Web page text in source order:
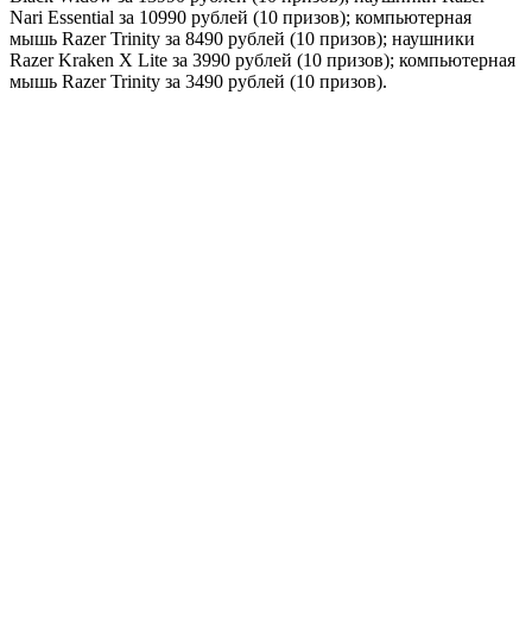
Nari Essential за 10990 рублей (10 призов); компьютерная
мышь Razer Trinity за 8490 рублей (10 призов); наушники
Razer Kraken X Lite за 3990 рублей (10 призов); компьютерная
мышь Razer Trinity за 3490 рублей (10 призов).